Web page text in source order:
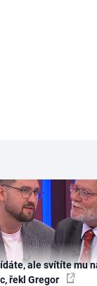
ale svítíte mu
řekl Gregor